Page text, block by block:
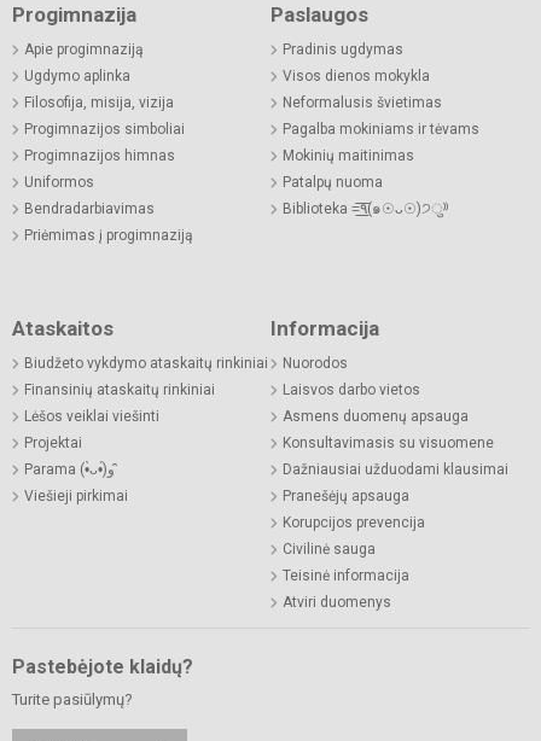
Progimnazija
Apie progimnaziją
Ugdymo aplinka
Filosofija, misija, vizija
Progimnazijos simboliai
Progimnazijos himnas
Uniformos
Bendradarbiavimas
Priėmimas į progimnaziją
Paslaugos
Pradinis ugdymas
Visos dienos mokykla
Neformalusis švietimas
Pagalba mokiniams ir tėvams
Mokinių maitinimas
Patalpų nuoma
Biblioteka =͟͟͞͞٩(๑☉ᴗ☉)੭ु⁾⁾
Ataskaitos
Biudžeto vykdymo ataskaitų rinkiniai
Finansinių ataskaitų rinkiniai
Lėšos veiklai viešinti
Projektai
Parama (•̀ᴗ•́)و ̑̑
Viešieji pirkimai
Informacija
Nuorodos
Laisvos darbo vietos
Asmens duomenų apsauga
Konsultavimasis su visuomene
Dažniausiai užduodami klausimai
Pranešėjų apsauga
Korupcijos prevencija
Civilinė sauga
Teisinė informacija
Atviri duomenys
Pastebėjote klaidų?
Turite pasiūlymų?